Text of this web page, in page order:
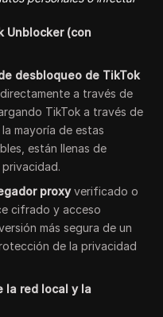
Unblocker (con
desbloqueo de TikTok
a través de
TikTok a través de
mayoría de estas
están llenas de
proxyverificado o
cifrado y acceso
más segura de un
de la privacidad
la red local y la